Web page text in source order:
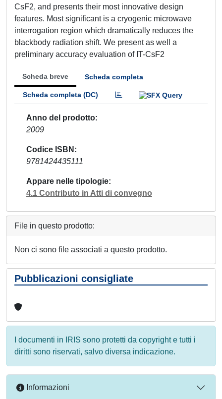
CsF2, and presents their most innovative design
features. Most significant is a cryogenic microwave
interrogation region which dramatically reduces the
blackbody radiation shift. We present as well a
preliminary accuracy evaluation of IT-CsF2
Scheda breve Scheda completa
Scheda completa (DC)
Anno del prodotto
2009
Codice ISBN
9781424435111
Appare nelle tipologie
4.1 Contributo in Atti di convegno
File in questo prodotto:
Non ci sono file associati a questo prodotto.
Pubblicazioni consigliate
I documenti in IRIS sono protetti da copyright e tutti i
diritti sono riservati, salvo diversa indicazione.
Informazioni